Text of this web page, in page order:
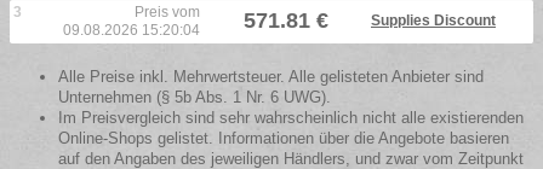
3
Preis vom
09.08.2026 15:20:04
571.81 € Supplies Discount
Alle Preise inkl. Mehrwertsteuer. Alle gelisteten Anbieter sind
Unternehmen (§ 5b Abs. 1 Nr. 6 UWG).
Im Preisvergleich sind sehr wahrscheinlich nicht alle existierenden
Online-Shops gelistet. Informationen über die Angebote basieren
auf den Angaben des jeweiligen Händlers, und zwar vom Zeitpunkt